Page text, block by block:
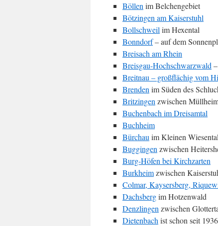
Böllen im Belchengebiet
Bötzingen am Kaiserstuhl
Bollschweil im Hexental
Bonndorf– auf dem
Breisach am Rhein
Breisgau-Hochschwarzwald
Breitnau – großflächig vom
Brenden im Süden des
Britzingen zwischen
Buchenbach im Dreisamtal
Buchheim
Bürchau im Kleinen Wiesental
Buggingen zwischen
Burg-Höfen bei Kirchzarten
Burkheimzwischen
Colmar, Kaysersberg,
Dachsbergim Hotzenwald
Denzlingen zwischen
Dietenbach ist schon seit